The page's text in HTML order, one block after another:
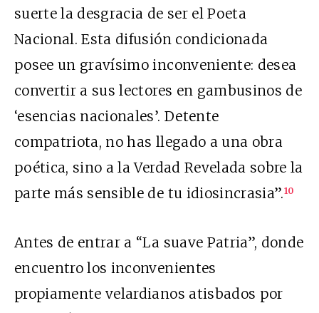
suerte la desgracia de ser el Poeta
Nacional. Esta difusión condicionada
posee un gravísimo inconveniente: desea
convertir a sus lectores en gambusinos de
‘esencias nacionales’. Detente
compatriota, no has llegado a una obra
poética, sino a la Verdad Revelada sobre la
parte más sensible de tu idiosincrasia”.10
Antes de entrar a “La suave Patria”, donde
encuentro los inconvenientes
propiamente velardianos atisbados por